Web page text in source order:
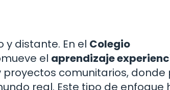
y distante. En el Colegio
el aprendizaje
comunitarios, donde
real. Este tipo de enfoque